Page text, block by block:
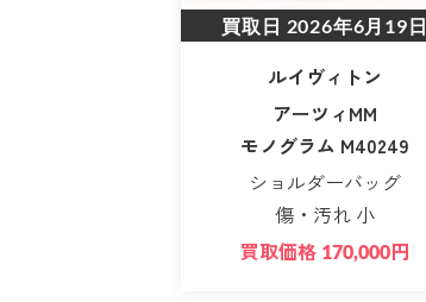
買取日 2026年6月19日
ルイヴィトン
アーツィMM
モノグラム M40249
ショルダーバッグ
傷・汚れ 小
買取価格 170,000円